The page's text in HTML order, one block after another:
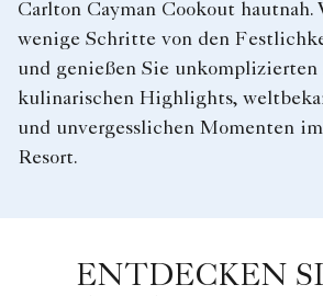
Carlton Cayman Cookout hautnah.
wenige Schritte von den
und genießen Sie unkomplizierten
kulinarischen Highlights,
und unvergesslichen Momenten
Resort.
ENTDECKEN